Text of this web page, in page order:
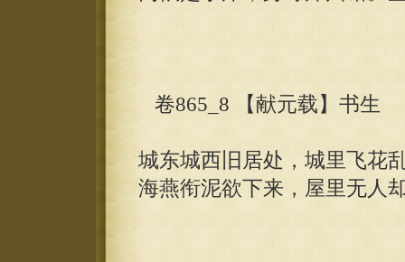
卷865_8 【献元载】书生
城东城西旧居处，城里飞花
海燕衔泥欲下来，屋里无人